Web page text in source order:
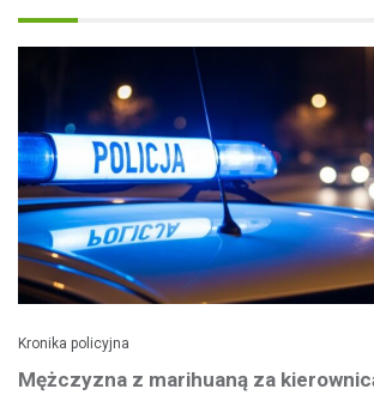
Kronika policyjna
Mężczyzna z marihuaną za